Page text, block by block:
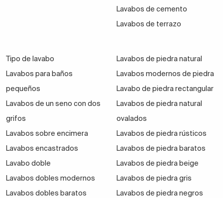
Lavabos para encastrar: precios
El precio de los lavabos para encastrar puede variar
en función de diferentes factores, principalmente
relacionados con los materiales, el diseño y el
tamaño del lavabo. En nuestra tienda online podrás
hasta modelos de alta gama con acabados
exclusivos.
Lavabos de cemento
Lavabos de terrazo
Tipo de lavabo
Lavabos para baños
pequeños
Lavabos de un seno con dos
grifos
Lavabos sobre encimera
Lavabos encastrados
Lavabo doble
Lavabos dobles modernos
Lavabos dobles baratos
Lavabos de piedra natural
Lavabos modernos de piedra
Lavabo de piedra rectangular
Lavabos de piedra natural
ovalados
Lavabos de piedra rústicos
Lavabos de piedra baratos
Lavabos de piedra beige
Lavabos de piedra gris
Lavabos de piedra negros